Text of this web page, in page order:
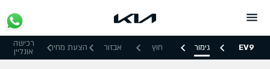
CONTENT
EV9 גימור חוץ אבזור הצעת מחיר רכישה
אונליין